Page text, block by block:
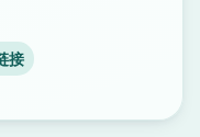
接